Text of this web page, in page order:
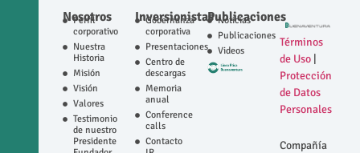
Nosotros
Perfil
corporativo
Nuestra
Historia
Misión
Visión
Valores
Testimonio
de nuestro
Presidente
Inversionistas
Gobernanza
corporativa
Presentaciones
Centro de
descargas
Memoria
anual
Conference
calls
Contacto
Publicaciones
Noticias
Publicaciones
Videos
Términos
de Uso
Protección
de Datos
Personales
Compañía